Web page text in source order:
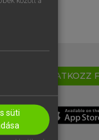
IRATKOZZ
süti